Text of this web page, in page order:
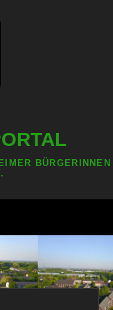
BÜRGERINNEN